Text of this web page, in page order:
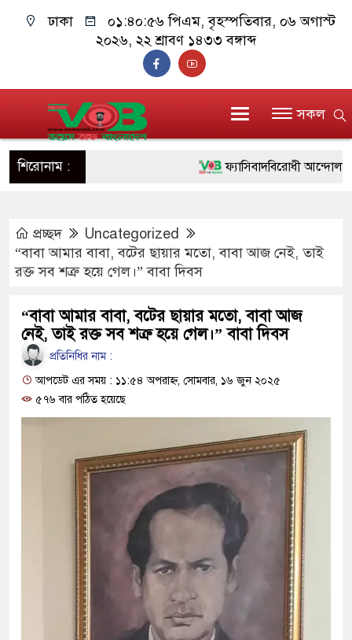
ঢাকা ০১:৪০:৫৭ পিএম, বৃহস্পতিবার, ০৬ অগাস্ট
২০২৬, ২২ শ্রাবণ ১৪৩৩ বঙ্গাব্দ
সকল
শিরোনাম : ফ্যাসিবাদবিরোধী আন্দোলনে
সিল-স্বাক্ষর জালিয়াতি চক্রের পাঁচ
জনগণ পরিবর্তন চেয়েছে
মাদক কারবারি গ্রেফতার
২৮ লাখ টাকার জাল নোটসহ
যেকোনো সময় বেনজীরের
নেতৃত্ব ও গণতন্ত্রের মূর্তমান
যে ভাবে ডেভিড ইমনের কাছে
‘আজহার খান’
প্রচ্ছদ
Uncategorized
“বাবা আমার বাবা, বটের ছায়ার মতো, বাবা আজ নেই, তাই
রক্ত সব শত্রু হয়ে গেল।” বাবা দিবস
“বাবা আমার বাবা, বটের ছায়ার মতো, বাবা আজ
নেই, তাই রক্ত সব শত্রু হয়ে গেল।” বাবা দিবস
প্রতিনিধির নাম :
আপডেট এর সময় : ১১:৫৪ অপরাহ্ন, সোমবার, ১৬ জুন ২০২৫
৫৭৬ বার পঠিত হয়েছে